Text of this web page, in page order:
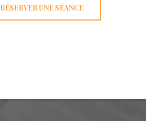
RÉSERVER UNE SÉANCE